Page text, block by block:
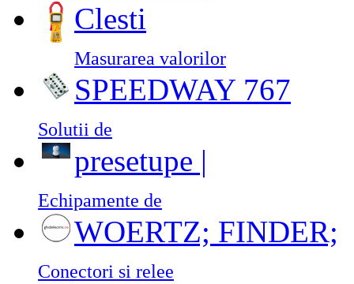
Clesti
Masurarea valorilor
SPEEDWAY 767
Solutii de
presetupe |
Echipamente de
WOERTZ; FINDER;
Conectori si relee